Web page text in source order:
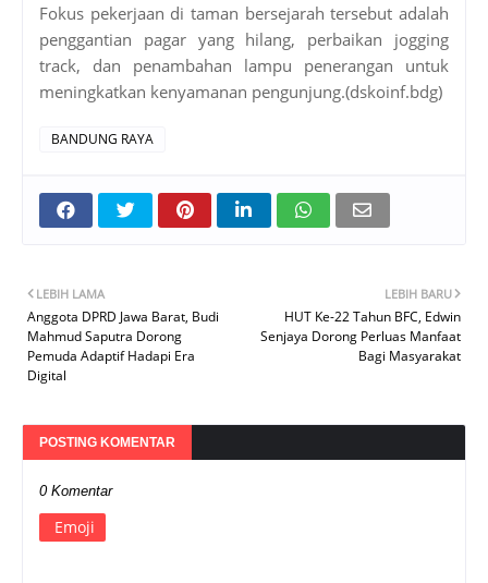
Fokus pekerjaan di taman bersejarah tersebut adalah
penggantian pagar yang hilang, perbaikan jogging
track, dan penambahan lampu penerangan untuk
meningkatkan kenyamanan pengunjung.(dskoinf.bdg)
BANDUNG RAYA
LEBIH BARU
HUT Ke-22 Tahun BFC, Edwin
Senjaya Dorong Perluas Manfaat
Bagi Masyarakat
LEBIH LAMA
Anggota DPRD Jawa Barat, Budi
Mahmud Saputra Dorong
Pemuda Adaptif Hadapi Era
Digital
POSTING KOMENTAR
0 Komentar
Emoji